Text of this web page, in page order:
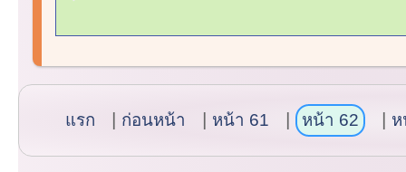
แรก ก่อนหน้า หน้า 61 หน้า 62 ห